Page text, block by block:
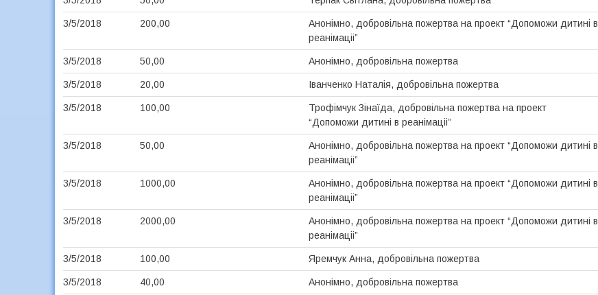
3/5/2018 200,00
Анонімно, добровiльна пожертва на проект “Допоможи дитинi в
реанiмацii”
3/5/2018 50,00 Анонімно, добровільна пожертва
3/5/2018 20,00 Іванченко Наталія, добровільна пожертва
3/5/2018 100,00
Трофімчук Зінаїда, добровільна пожертва на проект
“Допоможи дитинi в реанiмацii”
3/5/2018 50,00
Анонімно, добровiльна пожертва на проект “Допоможи дитинi в
реанiмацii”
3/5/2018 1000,00
Анонімно, добровiльна пожертва на проект “Допоможи дитинi в
реанiмацii”
3/5/2018 2000,00
Анонімно, добровільна пожертва на проект “Допоможи дитинi в
реанiмацii”
3/5/2018 100,00 Яремчук Анна, добровільна пожертва
3/5/2018 40,00 Анонімно, добровільна пожертва